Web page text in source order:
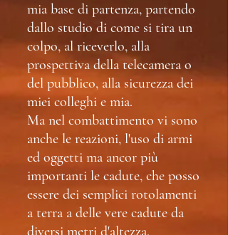
mia base di partenza, partendo
dallo studio di come si tira un
colpo, al riceverlo, alla
prospettiva della telecamera o
del pubblico, alla sicurezza dei
miei colleghi e mia.
Ma nel combattimento vi sono
anche le reazioni, l'uso di armi
ed oggetti ma ancor più
importanti le cadute, che posso
essere dei semplici rotolamenti
a terra a delle vere cadute da
diversi metri d'altezza,